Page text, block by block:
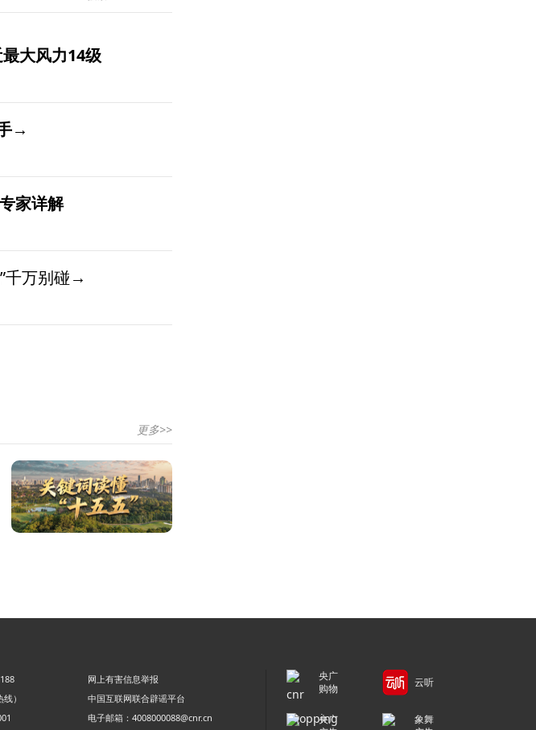
大风力14级
→
家详解
千万别碰→
更多>>
网上有害信息举报
）
中国互联网联合辟谣平台
电子邮箱：4008000088@cnr.cn
央广
购物
云听
央广
象舞